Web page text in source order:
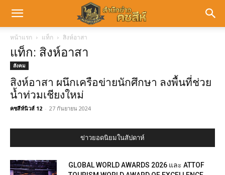
หน้าแรก แท็ก สิงห์อาสา
แท็ก: สิงห์อาสา
สังคม
สิงห์อาสา ผนึกเครือข่ายนักศึกษา ลงพื้นที่ช่วย
น้ำท่วมเชียงใหม่
คชสีห์นิวส์ 12 - 27 กันยายน 2024
ข่าวยอดนิยมในสัปดาห์
GLOBAL WORLD AWARDS 2026 และ ATTOF